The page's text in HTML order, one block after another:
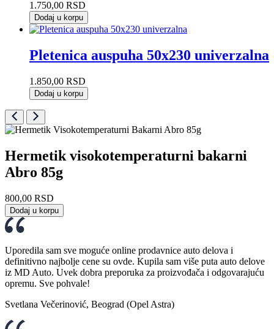
1.750,00 RSD
Dodaj u korpu
Pletenica auspuha 50x230 univerzalna
1.850,00 RSD
Dodaj u korpu
Hermetik visokotemperaturni bakarni
Abro 85g
800,00 RSD
Dodaj u korpu
Uporedila sam sve moguće online prodavnice auto delova i
definitivno najbolje cene su ovde. Kupila sam više puta auto delove
iz MD Auto. Uvek dobra preporuka za proizvođača i odgovarajuću
opremu. Sve pohvale!
Svetlana Večerinović, Beograd (Opel Astra)